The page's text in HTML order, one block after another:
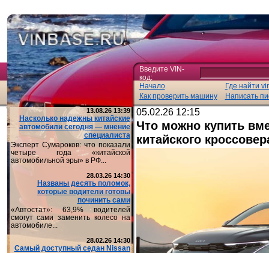
Введите VIN-
код:
Начало
Где найти
Как проверить машину
Написать
13.08.26 13:39
Насколько надежны китайские
автомобили сегодня — мнение
специалиста
Эксперт Сумароков: что показали
четыре года «китайской
автомобильной эры» в РФ...
28.03.26 14:30
Названы десять поломок,
которые водители готовы
починить сами
«Автостат»: 63,9% водителей
смогут сами заменить колесо на
автомобиле...
28.02.26 14:30
Самый доступный седан Nissan
05.02.26 12:15
Что можно купить
китайского